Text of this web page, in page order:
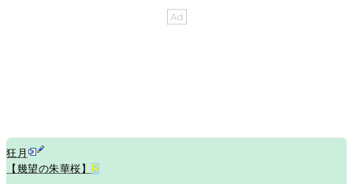
狂月
【幾望の朱華桜】
R